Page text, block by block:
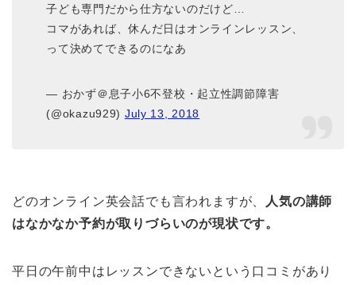
子ども専門だから仕方ないのだけど…
コマがあれば、休んだ日はオンラインレッスン、
って決めてできるのになあ
— おかず＠息子小6不登校・起立性調節障害
(@okazu929) July 13, 2018
どのオンライン英会話でも言われますが、
人気の講師
はなかなか予約が取りづらいのが現状です。
平日の午前中はレッスンできないという口コミがあり